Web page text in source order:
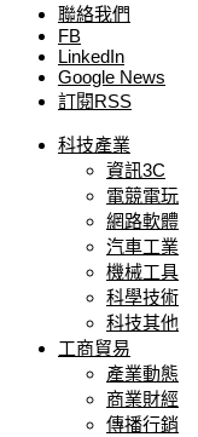
聯絡我們
FB
LinkedIn
Google News
訂閱RSS
科技產業
資訊3C
電競電玩
網路軟體
汽車工業
機械工具
科學技術
科技其他
工商貿易
產業動態
商業財經
傳播行銷